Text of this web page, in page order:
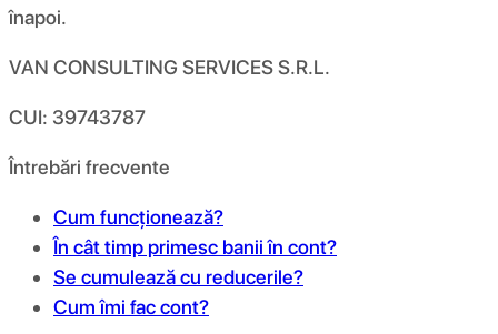
înapoi.
VAN CONSULTING SERVICES S.R.L.
CUI: 39743787
Întrebări frecvente
Cum funcționează?
În cât timp primesc banii în cont?
Se cumulează cu reducerile?
Cum îmi fac cont?